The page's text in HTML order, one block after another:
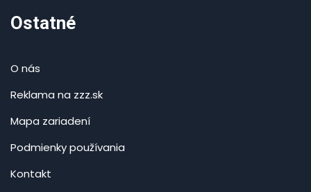
Ostatné
O nás
Reklama na zzz.sk
Mapa zariadení
Podmienky používania
Kontakt